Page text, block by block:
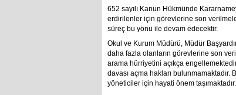
652 sayılı Kanun Hükmünde
erdirilenler için görevlerine son
süreç bu yönü ile devam edecektir.
Okul ve Kurum Müdürü, Müdür
daha fazla olanların görevlerine son
arama hürriyetini açıkça
davası açma hakları
yöneticiler için hayati önem taşımaktadır.